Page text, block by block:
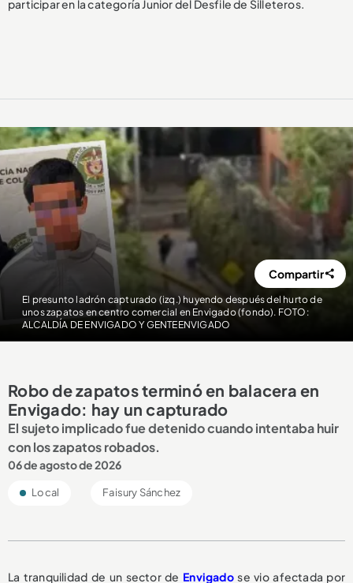
participar en la categoría Junior del Desfile de Silleteros.
El presunto ladrón capturado (izq.) huyendo después del hurto de
unos zapatos en centro comercial en Envigado (fondo). FOTO:
ALCALDÍA DE ENVIGADO Y GENTEENVIGADO
Compartir
Robo de zapatos terminó en balacera en
Envigado: hay un capturado
El sujeto implicado fue detenido cuando intentaba huir
con los zapatos robados.
06 de agosto de 2026
Local Faisury Sánchez
La tranquilidad de un sector de Envigadose vio afectada por